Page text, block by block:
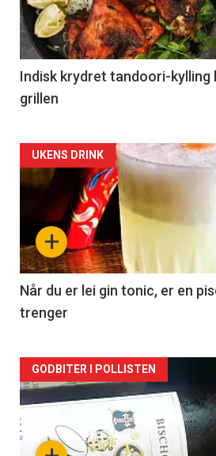
Indisk krydret tandoori-kylling
grillen
Forsiden
akkurat
nå
-
2
+
UKENS DRINK
Når du er lei gin tonic, er en
trenger
Forsiden
akkurat
nå
GODBITER I POLLISTEN